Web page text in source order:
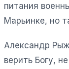
питания
Марьинке, но
Александр
верить Богу,